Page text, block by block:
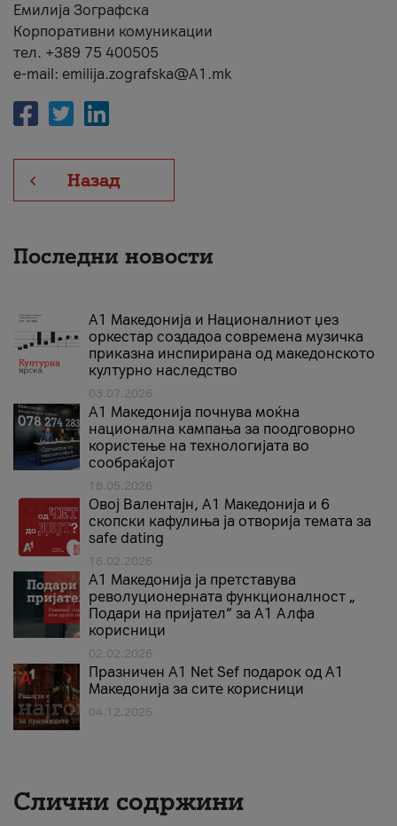
Емилија Зографска
Корпоративни комуникации
тел. +389 75 400505
e-mail: emilija.zografska@A1.mk
Назад
Последни новости
А1 Македонија и Националниот џез
оркестар создадоа современа музичка
приказна инспирирана од македонското
културно наследство
03.07.2026
A1 Македонија почнува моќна
национална кампања за поодговорно
користење на технологијата во
сообраќајот
18.05.2026
Овој Валентајн, A1 Македонија и 6
скопски кафулиња ја отворија темата за
safe dating
16.02.2026
А1 Македонија ја претставува
револуционерната функционалност „
Подари на пријател“ за А1 Алфа
корисници
02.02.2026
Празничен A1 Net Sеf подарок од А1
Македонија за сите корисници
04.12.2025
Слични содржини